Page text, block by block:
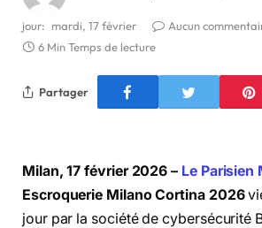
jour: mardi, 17 février
Aucun
6 Min Temps de lecture
Partager
Milan, 17 février 2026 – Le Parisien
Escroquerie Milano Cortina 2026
jour par la société de cybersécurité